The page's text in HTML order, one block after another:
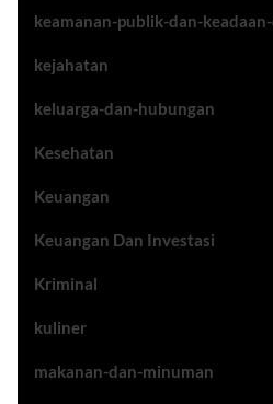
keamanan-publik-dan-
kejahatan
keluarga-dan-hubungan
Kesehatan
Keuangan
Keuangan Dan Investasi
Kriminal
kuliner
makanan-dan-minuman